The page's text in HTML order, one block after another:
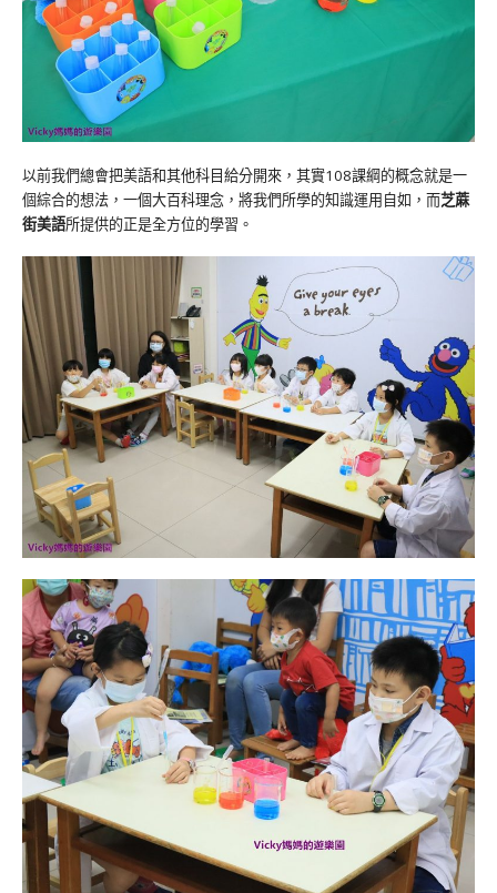
以前我們總會把美語和其他科目給分開來，其實108課綱的概念就是一
個綜合的想法，一個大百科理念，將我們所學的知識運用自如，而芝蔴
街美語所提供的正是全方位的學習。